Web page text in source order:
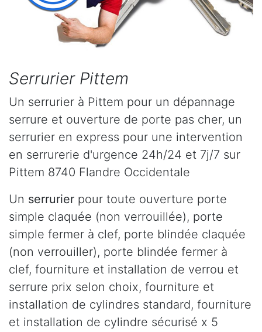
Serrurier Pittem
Un serrurier à Pittem pour un dépannage
serrure et ouverture de porte pas cher, un
serrurier en express pour une intervention
en serrurerie d'urgence 24h/24 et 7j/7 sur
Pittem 8740 Flandre Occidentale
Un serrurier pour toute ouverture porte
simple claquée (non verrouillée), porte
simple fermer à clef, porte blindée claquée
(non verrouiller), porte blindée fermer à
clef, fourniture et installation de verrou et
serrure prix selon choix, fourniture et
installation de cylindres standard, fourniture
et installation de cylindre sécurisé x 5